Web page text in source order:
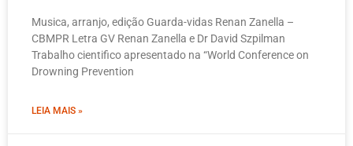
Musica, arranjo, edição Guarda-vidas Renan Zanella –
CBMPR Letra GV Renan Zanella e Dr David Szpilman
Trabalho cientifico apresentado na “World Conference on
Drowning Prevention
LEIA MAIS »